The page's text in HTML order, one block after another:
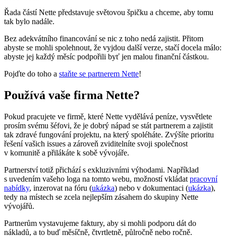
Řada částí Nette představuje světovou špičku a chceme, aby tomu
tak bylo nadále.
Bez adekvátního financování se nic z toho nedá zajistit. Přitom
abyste se mohli spolehnout, že vyjdou další verze, stačí docela málo:
abyste jej každý měsíc podpořili byť jen malou finanční částkou.
Pojďte do toho a staňte se partnerem Nette!
Používá vaše firma Nette?
Pokud pracujete ve firmě, které Nette vydělává peníze, vysvětlete
prosím svému šéfovi, že je dobrý nápad se stát partnerem a zajistit
tak zdravé fungování projektu, na který spoléháte. Zvýšíte prioritu
řešení vašich issues a zároveň zviditelníte svoji společnost
v komunitě a přilákáte k sobě vývojáře.
Partnerství totiž přichází s exkluzivními výhodami. Například
s uvedením vašeho loga na tomto webu, možností vkládat pracovní
nabídky, inzerovat na fóru (ukázka) nebo v dokumentaci (ukázka),
tedy na místech se zcela nejlepším zásahem do skupiny Nette
vývojářů.
Partnerům vystavujeme faktury, aby si mohli podporu dát do
nákladů, a to buď měsíčně, čtvrtletně, půlročně nebo ročně.